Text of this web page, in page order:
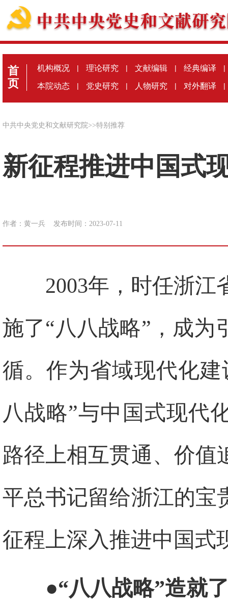
首
页
机构概况 | 理论研究 | 文献编辑 | 经典编译 |
本院动态 | 党史研究 | 人物研究 | 对外翻译 |
中共中央党史和文献研究院>>特别推荐
新征程推进中国式
作者：黄一兵 发布时间：2023-07-11
2003年，时任浙
施了“八八战略”，成为
循。作为省域现代化
八战略”与中国式现代
路径上相互贯通、价值
平总书记留给浙江的宝
征程上深入推进中国式
●“八八战略”造就